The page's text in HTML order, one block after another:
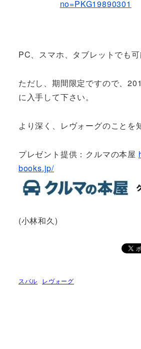
no=PKG19890301
PC、スマホ、タブレットでも可
ただし、期間限定ですので、
に入手して下さい。
より深く、レヴォーグのことを
プレゼント提供：クルマの本屋
books.jp/
(小林和久)
スバル レヴォーグ